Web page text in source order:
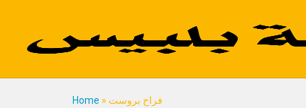
Home » فراخ بروست